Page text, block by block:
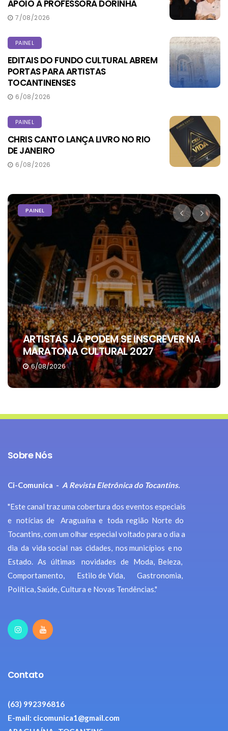
APOIO À PROFESSORA DORINHA
7/08/2026
PAINEL
EDITAIS DO FUNDO CULTURAL ABREM
PORTAS PARA ARTISTAS
TOCANTINENSES
6/08/2026
PAINEL
CHRIS CANTO LANÇA LIVRO NO RIO
DE JANEIRO
6/08/2026
PAINEL
ARTISTAS JÁ PODEM SE INSCREVER NA
MARATONA CULTURAL 2027
6/08/2026
Sobre Nós
Ci-Comunica - A Revista Eletrônica do Tocantins.
"Este canal traz uma cobertura dos eventos especiais
e notícias de Araguaína e toda região Norte do
Tocantins, com um olhar especial voltado para o dia a
dia da vida social nas cidades, nos municípios e no
Estado. As últimas novidades de Moda, Beleza,
Comportamento, Estilo de Vida, Gastronomia,
Política, Saúde, Cultura e Novas Tendências."
Contato
(63) 992396816
E-mail: cicomunica1@gmail.com